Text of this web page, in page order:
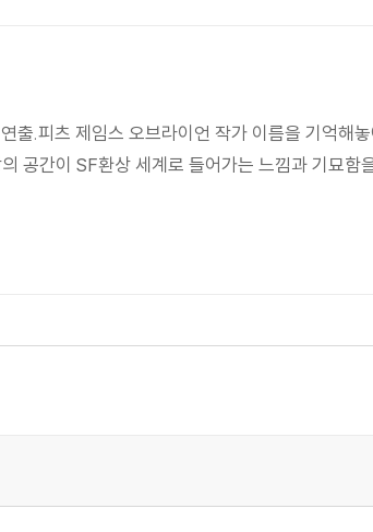
을 둘러보면서 물건들의 사연에 대해서 말한
상상해 보라. 고딕 공포의 명작이다. 정말로 추
이 유령과 악마들 사이에서 방황하는 이야기
출.피츠 제임스 오브라이언 작가 이름을 기억해
공간이 SF환상 세계로 들어가는 느낌과 기묘